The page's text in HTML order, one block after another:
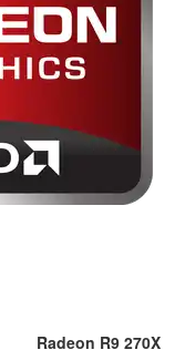
Radeon R9 270X